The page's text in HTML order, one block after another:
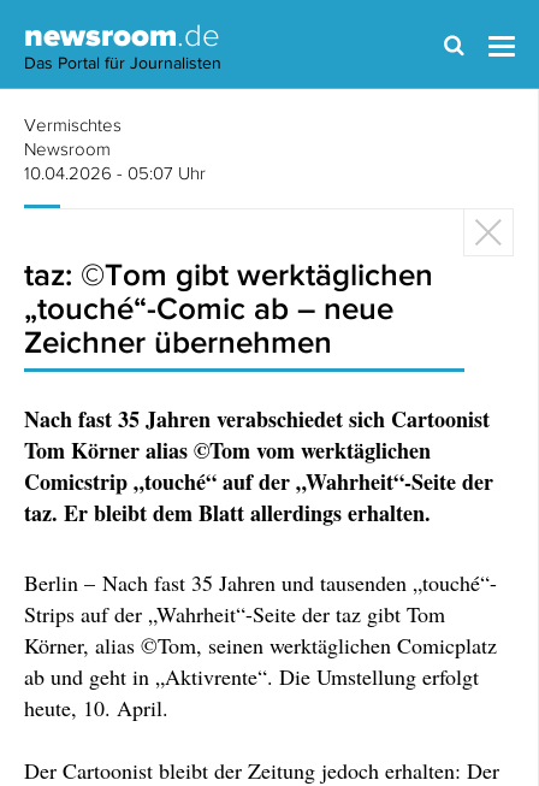
newsroom.de
Das Portal für Journalisten
Vermischtes
Newsroom
10.04.2026 - 05:07 Uhr
taz: ©Tom gibt werktäglichen
„touché“-Comic ab – neue
Zeichner übernehmen
Nach fast 35 Jahren verabschiedet sich Cartoonist
Tom Körner alias ©Tom vom werktäglichen
Comicstrip „touché“ auf der „Wahrheit“-Seite der
taz. Er bleibt dem Blatt allerdings erhalten.
Berlin – Nach fast 35 Jahren und tausenden „touché“-
Strips auf der „Wahrheit“-Seite der taz gibt Tom
Körner, alias ©Tom, seinen werktäglichen Comicplatz
ab und geht in „Aktivrente“. Die Umstellung erfolgt
heute, 10. April.
Der Cartoonist bleibt der Zeitung jedoch erhalten: Der